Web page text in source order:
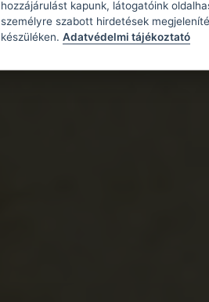
hozzájárulást kapunk, látogatóink
személyre szabott hirdetések
készüléken. Adatvédelmi tájékoztató